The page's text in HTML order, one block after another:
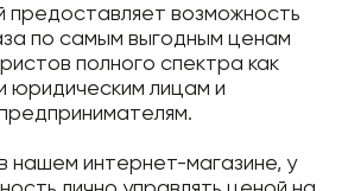
предоставляет возможность
по самым выгодным ценам
полного спектра как
юридическим лицам и
нашем интернет-магазине, у